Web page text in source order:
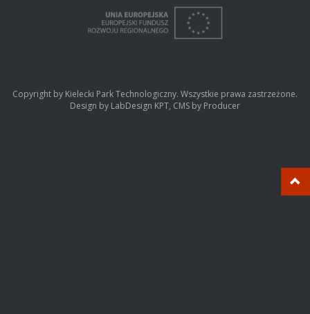
Copyright by Kielecki Park Technologiczny. Wszystkie prawa zastrzeżone.
Design by LabDesign KPT, CMS by Producer